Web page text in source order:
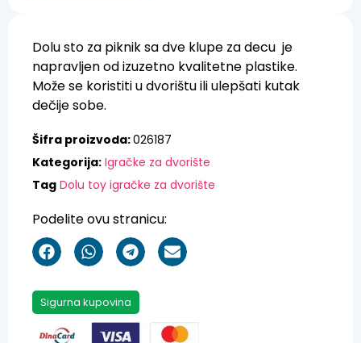
Dolu sto za piknik sa dve klupe za decu je
napravljen od izuzetno kvalitetne plastike.
Može se koristiti u dvorištu ili ulepšati kutak
dečije sobe.
Šifra proizvoda:026187
Kategorija: Igračke za dvorište
Tag Dolu toy igračke za dvorište
Podelite ovu stranicu:
Sigurna kupovina